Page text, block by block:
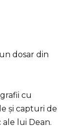
dosar din
cu
și capturi de
lui Dean.